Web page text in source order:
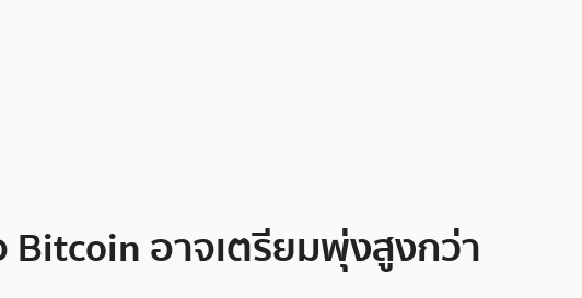
อาจเตรียมพุ่งสูงกว่า